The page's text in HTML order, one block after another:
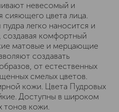
невесомый и
сияющего цвета лица.
легко наносится и
создавая комфортный
матовые и мерцающие
создавать
от естественных
смелых цветов.
кожи. Цвета Пудровых
Доступны в широком
тонов кожи.